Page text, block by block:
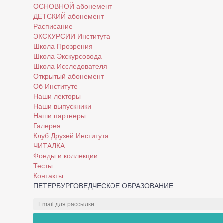
ОСНОВНОЙ абонемент
ДЕТСКИЙ абонемент
Расписание
ЭКСКУРСИИ Института
Школа Прозрения
Школа Экскурсовода
Школа Исследователя
Открытый абонемент
Об Институте
Наши лекторы
Наши выпускники
Наши партнеры
Галерея
Клуб Друзей Института
ЧИТАЛКА
Фонды и коллекции
Тесты
Контакты
ПЕТЕРБУРГОВЕДЧЕСКОЕ ОБРАЗОВАНИЕ